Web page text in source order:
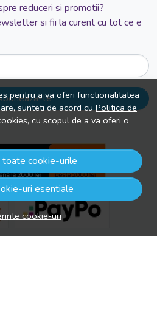
pentru a va oferi functionalitatea
sunteti de acord cuPolitica de
cu scopul de a va oferi o
cookie-urile
uri esentiale
cookie-uri
reduceri si promotii?
si fii la curent cu tot ce e
te